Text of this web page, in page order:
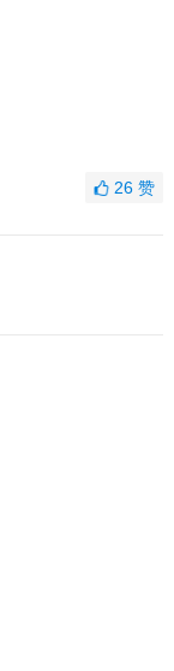
26赞